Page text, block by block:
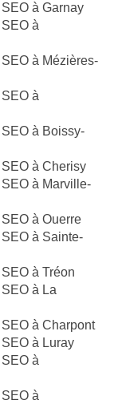
à Garnay
à
à Mézières-
à
à Boissy-
à Cherisy
à Marville-
à Ouerre
à Sainte-
à Tréon
à La
à Charpont
à Luray
à
à